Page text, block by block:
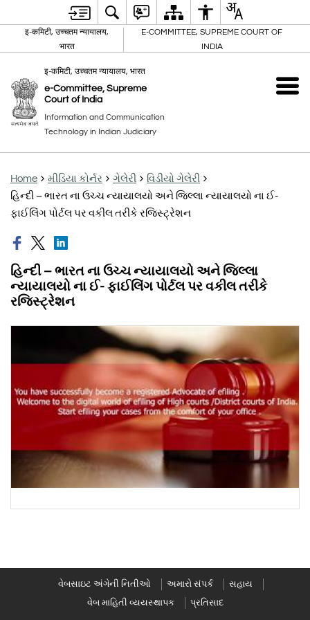
इ-कमिटी, उच्चतम न्यायालय,
भारत
E-COMMITTEE, SUPREME COURT OF
INDIA
इ-कमिटी, उच्चतम न्यायालय, भारत
e-Committee, Supreme
Court of India
Information and Communication
Technology in Indian Judiciary
Home મીડિયા કોર્નર ગેલેરી
વિડીયો ગેલેરી
હિન્દી – ભારત ના ઉચ્ચ ન્યાયાલયો અને જિલ્લા ન્યાયાલયો ના ઈ-
ફાઈલિંગ પોર્ટલ પર વકીલ તરીકે રજિસ્ટ્રેશન
હિન્દી – ભારત ના ઉચ્ચ ન્યાયાલયો અને જિલ્લા
ન્યાયાલયો ના ઈ- ફાઈલિંગ પોર્ટલ પર વકીલ તરીકે
રજિસ્ટ્રેશન
વેબસાઇટ અંગેની નિતીઓ અમારો સંપર્ક
સહાય
વેબ માહિતી વ્યયસ્થાપક
પ્રતિસાદ